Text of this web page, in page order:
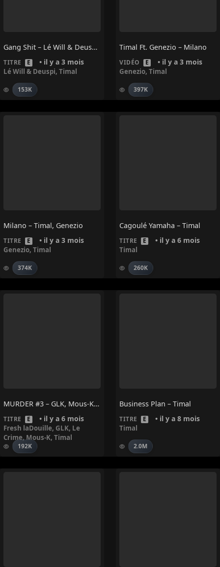
Gang Shit – Lé Will & Deuspi, Timal
TITRE E • il y a 3 mois
Lé Will & Deuspi, Timal
153K
Timal Ft. Genezio – Milano
VIDÉO E • il y a 3 mois
Genezio, Timal
397K
Milano – Timal, Genezio
TITRE E • il y a 3 mois
Genezio, Timal
374K
Cagoulé Yamaha – Timal
TITRE E • il y a 6 mois
Timal
260K
MURDER #3 – GLK, Mous-K, Le Crime, Timal, Fresh LaDouille
TITRE E • il y a 6 mois
Fresh laDouille, GLK, Le
Crime,Mous-K, Timal
192K
Business Plan – Timal
TITRE E • il y a 8 mois
Timal
2.0M